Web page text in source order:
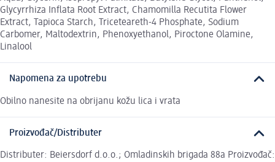
Glycyrrhiza Inflata Root Extract, Chamomilla Recutita Flower
Extract, Tapioca Starch, Triceteareth-4 Phosphate, Sodium
Carbomer, Maltodextrin, Phenoxyethanol, Piroctone Olamine,
Linalool
Napomena za upotrebu
Obilno nanesite na obrijanu kožu lica i vrata
Proizvođač/Distributer
Distributer: Beiersdorf d.o.o.; Omladinskih brigada 88a Proizvođač: